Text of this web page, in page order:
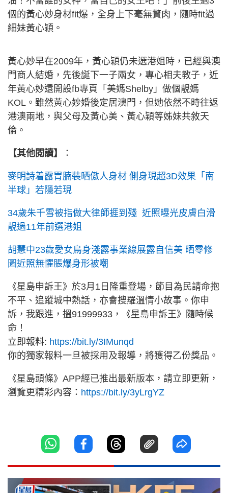
個的黃心妙身材fit爆，全身上下毫無贅肉，隨時fit過
細妹黃心穎。
黃心妙早在2009年，黃心穎仍未選港姐時，已經與澳
門商人結婚，先後誕下一子兩女，專心相夫教子，近
年黃心妙還開設fb專頁「美媽Shelby」做個靚媽
KOL。雖然黃心妙婚後定居澳門，但她依然不時往返
港澳兩地，與父母及黃心美、黃心穎等姊妹共敘天
倫。
【其他閱讀】 ：
麥明詩着露胃腩裝晒傲人身材 側身現超3D效果「南
半球」若隱若現
34歲朱千雪被指做大律師捱到殘 近照曝光皮膚白滑
靚過11年前選港姐
胡慧中23歲愛女烏身淺露事業線展露自信美 晒零修
圖近照無懼脹爆身形被嘲
《星島申訴王》於3月1日隆重登場，節目為民請命抱
不平、追蹤城中熱話，亦會搜羅溫情小故事。你申
訴，我跟進，搵91999933，《星島申訴王》隨時候
命！
立即報料: https://bit.ly/3IMunqd
你的獨家報料一旦被採用及報導，將獲得乙份獎品。
《星島頭條》APP經已推出最新版本，請立即更新，
瀏覽更精彩內容： https://bit.ly/3yLrgYZ